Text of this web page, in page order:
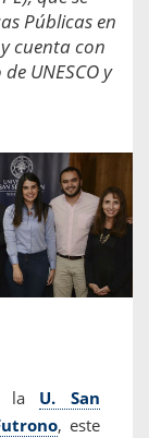
Públicas en
cuenta con
UNESCO y
la U. San
, este